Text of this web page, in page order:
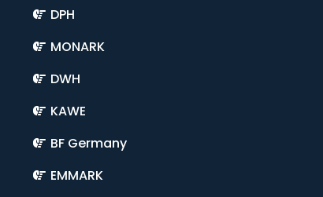
DPH
MONARK
DWH
KAWE
BF Germany
EMMARK